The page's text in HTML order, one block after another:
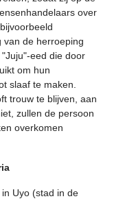
over
van de herroeping
eed die door
om hun
slaaf te maken.
trouw te blijven, aan
zullen de persoon
overkomen
Uyo (stad in de